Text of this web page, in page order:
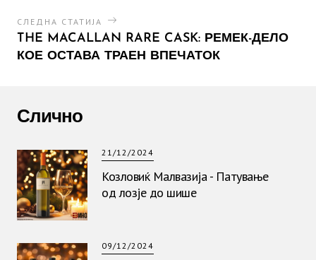
СЛЕДНА СТАТИЈА
THE MACALLAN RARE CASK: РЕМЕК-ДЕЛО
КОЕ ОСТАВА ТРАЕН ВПЕЧАТОК
Слично
21/12/2024
Козловиќ Малвазија - Патување
од лозје до шише
09/12/2024